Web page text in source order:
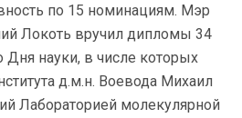
по 15 номинациям. Мэр
Локоть вручил дипломы 34
Дня науки, в числе которых
д.м.н. Воевода Михаил
Лабораторией молекулярной